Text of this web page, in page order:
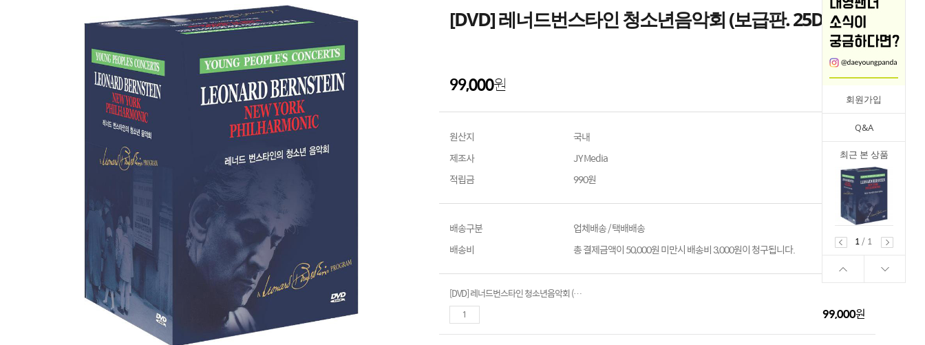
회원가입
Q&A
최근 본 상품
1
/ 1
[DVD] 레너드번스타인 청소년음악회 (보급판. 25Disc)
99,000원
원산지
국내
제조사
JY Media
적립금
990원
배송구분
업체배송 / 택배배송
배송비
총 결제금액이 50,000원 미만시 배송비 3,000원이 청구됩니다.
[DVD] 레너드번스타인 청소년음악회 (보급판. 25Disc)
99,000원